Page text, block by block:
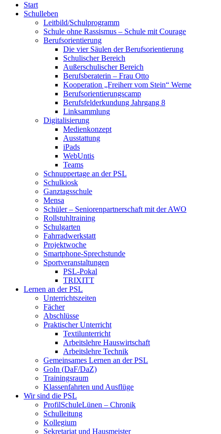
Start
Schulleben
Leitbild/Schulprogramm
Schule ohne Rassismus – Schule mit Courage
Berufsorientierung
Die vier Säulen der Berufsorientierung
Schulischer Bereich
Außerschulischer Bereich
Berufsberaterin – Frau Otto
Kooperation „Freiherr vom Stein“ Werne
Berufsorientierungscamp
Berufsfelderkundung Jahrgang 8
Linksammlung
Digitalisierung
Medienkonzept
Ausstattung
iPads
WebUntis
Teams
Schnuppertage an der PSL
Schulkiosk
Ganztagsschule
Mensa
Schüler – Seniorenpartnerschaft mit der AWO
Rollstuhltraining
Schulgarten
Fahrradwerkstatt
Projektwoche
Smartphone-Sprechstunde
Sportveranstaltungen
PSL-Pokal
TRIXITT
Lernen an der PSL
Unterrichtszeiten
Fächer
Abschlüsse
Praktischer Unterricht
Textilunterricht
Arbeitslehre Hauswirtschaft
Arbeitslehre Technik
Gemeinsames Lernen an der PSL​
GoIn (DaF/DaZ)
Trainingsraum
Klassenfahrten und Ausflüge
Wir sind die PSL
ProfilSchuleLünen – Chronik
Schulleitung
Kollegium
Sekretariat und Hausmeister